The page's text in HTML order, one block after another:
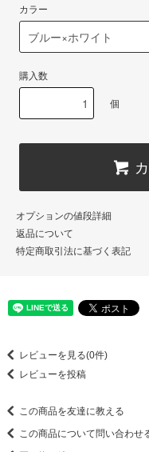
カラー
購入数
個
オプションの値段詳細
返品について
特定商取引法に基づく表記
レビューを見る(0件)
レビューを投稿
この商品を友達に教える
この商品について問い合わせ